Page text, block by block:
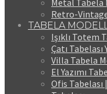
Metal Tabela
Retro-Vintage
TABELA
Işıklı Totem
Çatı
Villa Tabela
El Yazımı
Ofis